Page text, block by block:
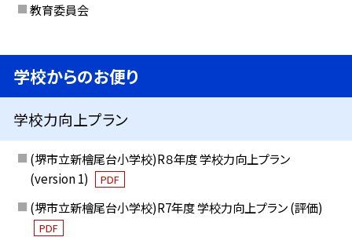
教育委員会
学校からのお便り
学校力向上プラン
(堺市立新檜尾台小学校)R８年度 学校力向上プラン
(version 1)
PDF
(堺市立新檜尾台小学校)R7年度 学校力向上プラン (評価)
PDF